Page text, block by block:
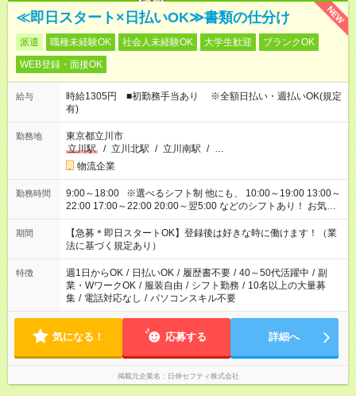
NEW
≪即日スタート×日払いOK≫書類の仕分け
派遣 職種未経験OK 社会人未経験OK 大学生歓迎
ブランクOK
WEB登録・面接OK
給与
時給1305円 ■初勤務手当あり ※全額日払い・週払いOK(規定
有)
勤務地
東京都立川市
立川駅
/ 立川北駅 / 立川南駅 / …
物流企業
勤務時間
9:00～18:00 ※選べるシフト制 他にも、 10:00～19:00 13:00～
22:00 17:00～22:00 20:00～翌5:00 などのシフトあり！ お気軽
にご相談ください！
期間
【急募＊即日スタートOK】登録後は好きな時に働けます！（業
法に基づく規定あり）
特徴 週1日からOK / 日払いOK / 履歴書不要 / 40～50代活躍中 / 副
業・WワークOK / 服装自由 / シフト勤務 / 10名以上の大量募
集 / 電話対応なし / パソコンスキル不要
気になる！ 応募する 詳細へ
掲載元企業名 日伸セフティ株式会社